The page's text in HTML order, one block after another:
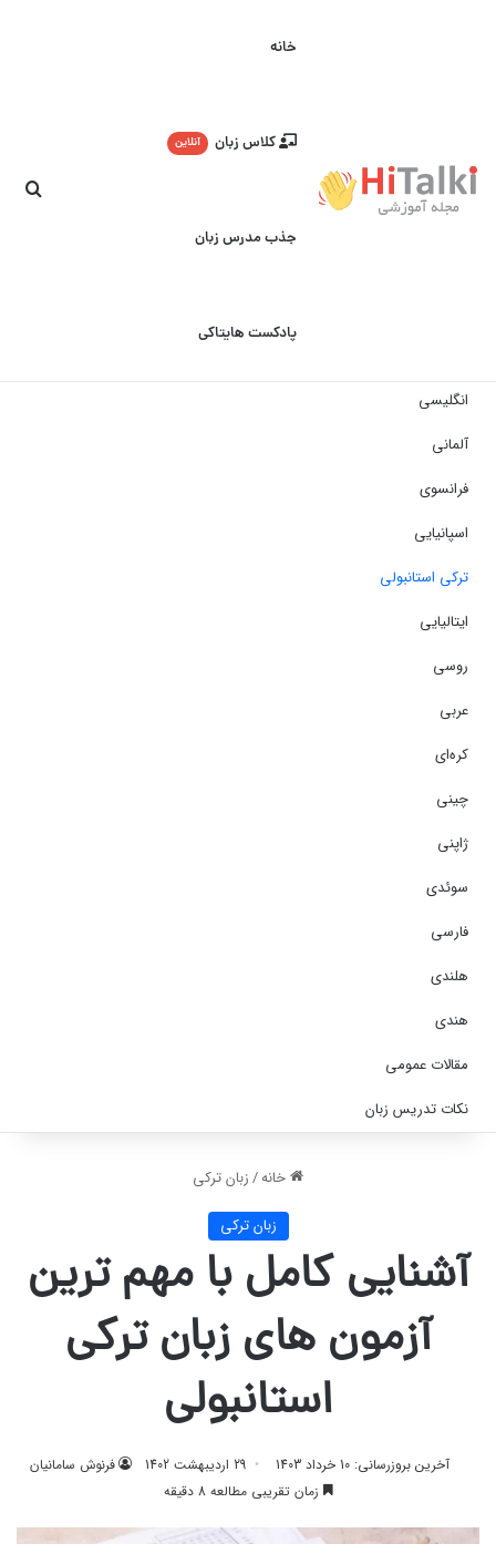
خانه
کلاس زبان آنلاین
جذب مدرس زبان
پادکست هایتاکی
انگلیسی
آلمانی
فرانسوی
اسپانیایی
ترکی استانبولی
ایتالیایی
روسی
عربی
کره‌ای
چینی
ژاپنی
سوئدی
فارسی
هلندی
هندی
مقالات عمومی
نکات تدریس زبان
خانه/زبان ترکی
زبان ترکی
آشنایی کامل با مهم ترین
آزمون های زبان ترکی
استانبولی
فرنوش سامانیان 29 اردیبهشت 1402
آخرین بروزرسانی: 10 خرداد 1403
زمان تقریبی مطالعه 8 دقیقه